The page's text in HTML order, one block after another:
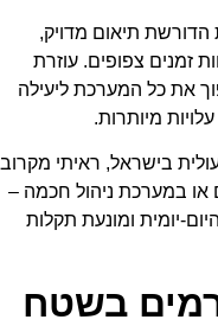
הדורשת תיאום מדויק,
זמנים צפופים. עוזרת
את כל המערכת ליעילה
מיותרות.
בישראל, ראיתי מקרוב
או במערכת ניהול חכמה –
יומית ומונעת תקלות
בשטח